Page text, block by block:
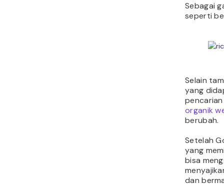
Sebagai
seperti
Selain
yang
organik
berubah.
Setelah
yang
bisa
dan